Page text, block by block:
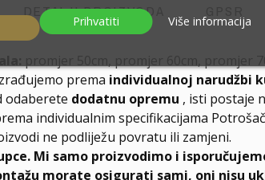
DETALJI PROIZVODA
promjer 50cm, promjer 60cm, promjer
prema individualnoj narudžbi
odaberete dodatnu opremu , isti postaje
individualnim specifikacijama
ne podliježu povratu ili zamjeni.
Mi samo proizvodimo i
morate osigurati sami, oni nisu
Više informacija
Prihvatiti